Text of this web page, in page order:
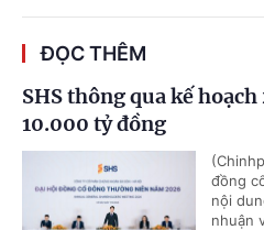
ĐỌC THÊM
SHS thông qua kế
10.000 tỷ đồng
đồng
nội
nhuận